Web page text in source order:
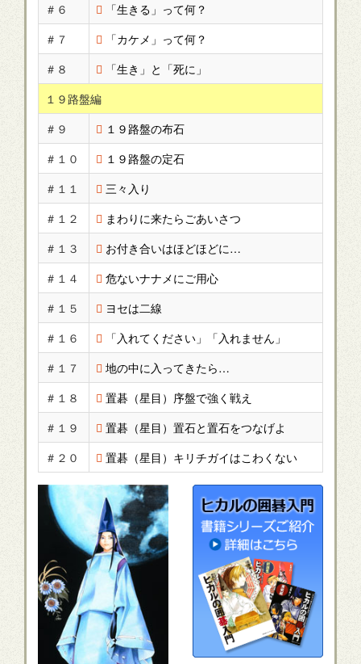
＃６
「生きる」って何？
＃７
「カケメ」って何？
＃８
「生き」と「死に」
１９路盤編
＃９
１９路盤の布石
＃１０
１９路盤の定石
＃１１
三々入り
＃１２
まわりに来たらごあいさつ
＃１３
お付き合いはほどほどに…
＃１４
危ないナナメにご用心
＃１５
ヨセは二線
＃１６
「入れてください」「入れません」
＃１７
地の中に入ってきたら…
＃１８
置碁（星目）序盤で強く戦え
＃１９
置碁（星目）置石と置石をつなげよ
＃２０
置碁（星目）キリチガイはこわくない